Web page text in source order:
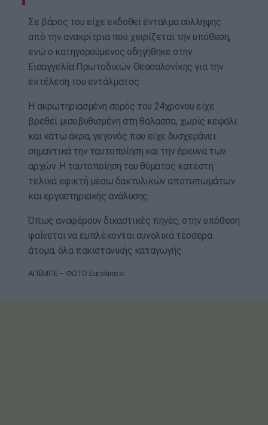
Σε βάρος του είχε εκδοθεί ένταλμα σύλληψης
από την ανακρίτρια που χειρίζεται την υπόθεση,
ενώ ο κατηγορούμενος οδηγήθηκε στην
Εισαγγελία Πρωτοδικών Θεσσαλονίκης για την
εκτέλεση του εντάλματος.
Η ακρωτηριασμένη σορός του 24χρονου είχε
βρεθεί μισοβυθισμένη στη θάλασσα, χωρίς κεφάλι
και κάτω άκρα, γεγονός που είχε δυσχεράνει
σημαντικά την ταυτοποίηση και την έρευνα των
αρχών. Η ταυτοποίηση του θύματος κατέστη
τελικά εφικτή μέσω δακτυλικών αποτυπωμάτων
και εργαστηριακής ανάλυσης.
Όπως αναφέρουν δικαστικές πηγές, στην υπόθεση
φαίνεται να εμπλέκονται συνολικά τέσσερα
άτομα, όλα πακιστανικής καταγωγής.
ΑΠΕΜΠΕ – ΦΩΤΟ:Eurokinissi